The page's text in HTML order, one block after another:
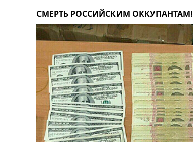
СМЕРТЬ РОССИЙСКИМ ОККУПАНТАМ!